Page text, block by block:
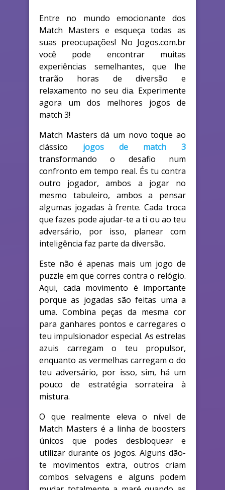
Entre no mundo emocionante dos
Match Masters e esqueça todas as
suas preocupações! No Jogos.com.br
você pode encontrar muitas
experiências semelhantes, que lhe
trarão horas de diversão e
relaxamento no seu dia. Experimente
agora um dos melhores jogos de
match 3!
Match Masters dá um novo toque ao
clássico jogos de match 3
transformando o desafio num
confronto em tempo real. És tu contra
outro jogador, ambos a jogar no
mesmo tabuleiro, ambos a pensar
algumas jogadas à frente. Cada troca
que fazes pode ajudar-te a ti ou ao teu
adversário, por isso, planear com
inteligência faz parte da diversão.
Este não é apenas mais um jogo de
puzzle em que corres contra o relógio.
Aqui, cada movimento é importante
porque as jogadas são feitas uma a
uma. Combina peças da mesma cor
para ganhares pontos e carregares o
teu impulsionador especial. As estrelas
azuis carregam o teu propulsor,
enquanto as vermelhas carregam o do
teu adversário, por isso, sim, há um
pouco de estratégia sorrateira à
mistura.
O que realmente eleva o nível de
Match Masters é a linha de boosters
únicos que podes desbloquear e
utilizar durante os jogos. Alguns dão-
te movimentos extra, outros criam
combos selvagens e alguns podem